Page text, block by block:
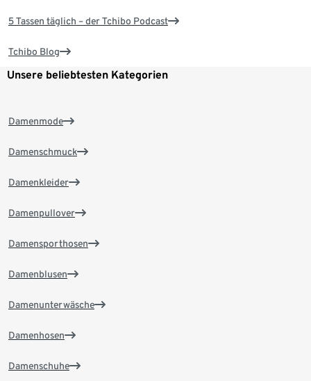
5 Tassen täglich – der Tchibo Podcast
Tchibo Blog
Unsere beliebtesten Kategorien
Damenmode
Damenschmuck
Damenkleider
Damenpullover
Damensporthosen
Damenblusen
Damenunterwäsche
Damenhosen
Damenschuhe